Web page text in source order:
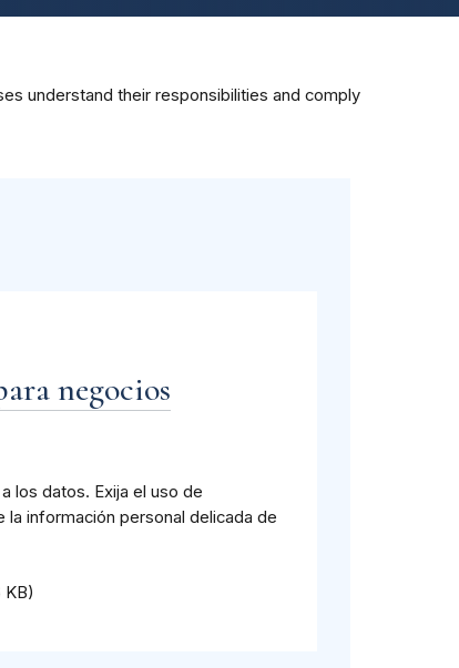
understand their responsibilities and comply
negocios
los datos. Exija el uso de
información personal delicada de
KB)